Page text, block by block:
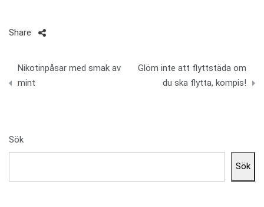
Share
Inläggsnavigering
Nikotinpåsar med smak av
mint
Glöm inte att flyttstäda om
du ska flytta, kompis!
Sök
Sök